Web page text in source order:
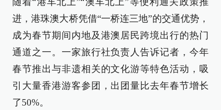
进，港珠澳大桥凭借“一桥连三地”的交通优势，
成为春节期间内地及港澳居民跨境出行的热门
通道之一。一家旅行社负责人告诉记者，今年
春节推出与非遗相关的文化游等特色活动，吸
引大量香港游客参团，出团量比去年春节增长
了50%。